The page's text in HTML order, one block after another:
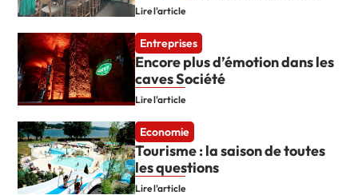
Lire l'article
Entreprises
Encore plus d’émotion dans les
caves Société
Lire l'article
Economie
Tourisme : la saison de toutes
les questions
Lire l'article